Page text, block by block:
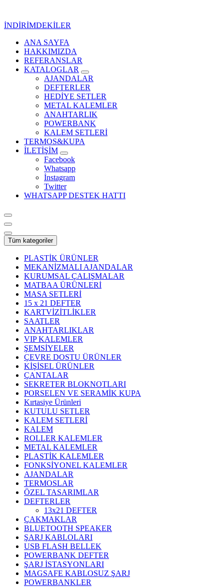
İNDİRİMDEKİLER
Kurumsal Promosyon-Hediyelik
ANA SAYFA
HAKKIMIZDA
REFERANSLAR
KATALOGLAR
AJANDALAR
DEFTERLER
HEDİYE SETLER
METAL KALEMLER
ANAHTARLIK
POWERBANK
KALEM SETLERİ
TERMOS&KUPA
İLETİŞİM
Facebook
Whatsapp
İnstagram
Twitter
WHATSAPP DESTEK HATTI
Tüm kategoriler
PLASTİK ÜRÜNLER
MEKANİZMALI AJANDALAR
KURUMSAL ÇALIŞMALAR
MATBAA ÜRÜNLERİ
MASA SETLERİ
15 x 21 DEFTER
KARTVİZİTLİKLER
SAATLER
ANAHTARLIKLAR
VIP KALEMLER
ŞEMSİYELER
ÇEVRE DOSTU ÜRÜNLER
KİŞİSEL ÜRÜNLER
ÇANTALAR
SEKRETER BLOKNOTLARI
PORSELEN VE SERAMİK KUPA
Kırtasiye Ürünleri
KUTULU SETLER
KALEM SETLERİ
KALEM
ROLLER KALEMLER
METAL KALEMLER
PLASTİK KALEMLER
FONKSİYONEL KALEMLER
AJANDALAR
TERMOSLAR
ÖZEL TASARIMLAR
DEFTERLER
13x21 DEFTER
ÇAKMAKLAR
BLUETOOTH SPEAKER
ŞARJ KABLOLARI
USB FLASH BELLEK
POWERBANK DEFTER
ŞARJ İSTASYONLARI
MAGSAFE KABLOSUZ ŞARJ
POWERBANKLER